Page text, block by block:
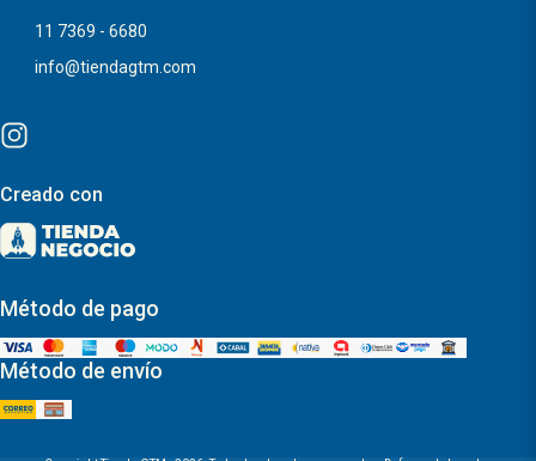
11 7369 - 6680
info@tiendagtm.com
Creado con
Método de pago
Método de envío